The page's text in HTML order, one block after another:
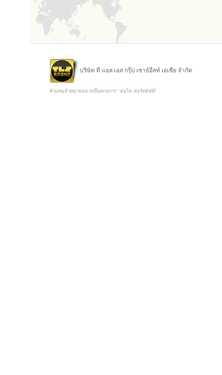
บริษัท ที แอล เอส กรุ๊ป เซาธ์อีสท์ เอเชีย จำกัด
ตัวแทนจำหน่ายอย่างเป็นทางการ "ฮุนได ฟอร์คลิฟท์"